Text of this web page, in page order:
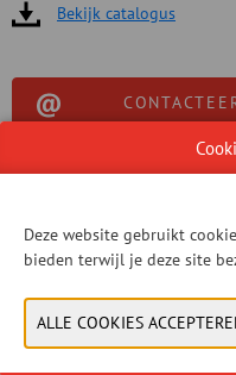
Bekijk catalogus
U hebt geen
te zien. Pas uw
content te zien.
Deze website gebruikt
bieden terwijl je deze site